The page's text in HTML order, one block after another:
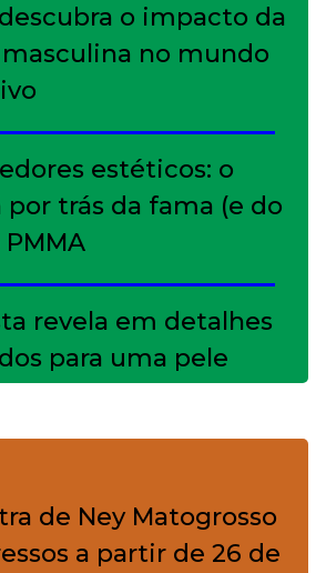
o impacto da
no mundo
estéticos: o
por trás da fama (e do
revela em detalhes
para uma pele
palha e ráfia: o
que
o luxo
de Ney Matogrosso
a partir de 26 de